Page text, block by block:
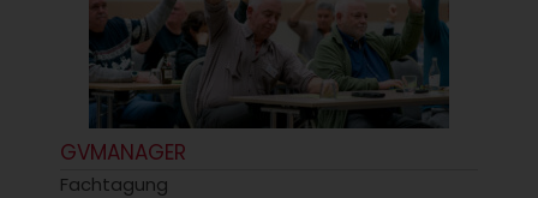
GVMANAGER
Fachtagung